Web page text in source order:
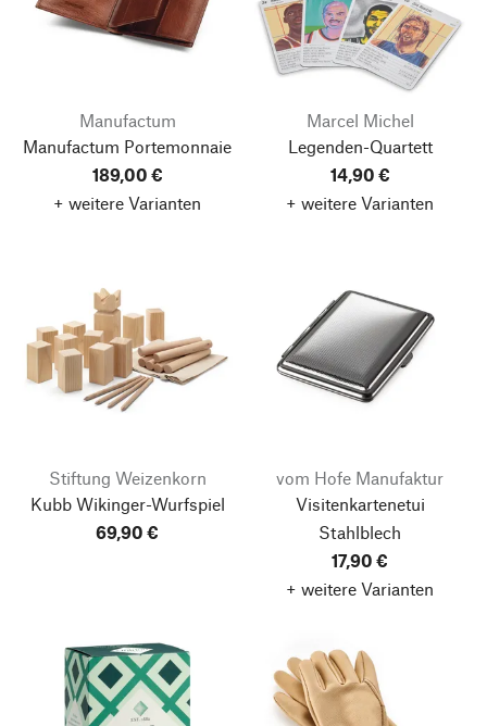
Manufactum
Manufactum Portemonnaie
189,00 €
+ weitere Varianten
Marcel Michel
Legenden-Quartett
14,90 €
+ weitere Varianten
Stiftung Weizenkorn
Kubb Wikinger-Wurfspiel
69,90 €
vom Hofe Manufaktur
Visitenkartenetui
Stahlblech
17,90 €
+ weitere Varianten